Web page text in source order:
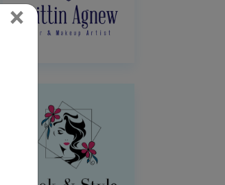
× Close